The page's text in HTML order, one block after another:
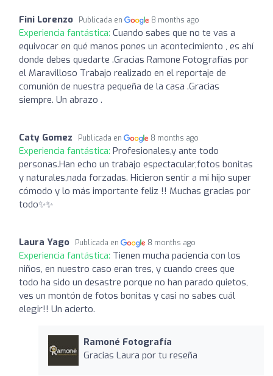
Fini Lorenzo Publicada en 8 months ago
Experiencia fantástica: Cuando sabes que no te vas a
equivocar en qué manos pones un acontecimiento , es ahí
donde debes quedarte .Gracias Ramone Fotografías por
el Maravilloso Trabajo realizado en el reportaje de
comunión de nuestra pequeña de la casa .Gracias
siempre. Un abrazo .
Caty Gomez Publicada en 8 months ago
Experiencia fantástica: Profesionales,y ante todo
personas.Han echo un trabajo espectacular,fotos bonitas
y naturales,nada forzadas. Hicieron sentir a mi hijo super
cómodo y lo más importante feliz !! Muchas gracias por
todo✨✨
Laura Yago Publicada en 8 months ago
Experiencia fantástica: Tienen mucha paciencia con los
niños, en nuestro caso eran tres, y cuando crees que
todo ha sido un desastre porque no han parado quietos,
ves un montón de fotos bonitas y casi no sabes cuál
elegir!! Un acierto.
Ramoné Fotografía
Gracias Laura por tu reseña